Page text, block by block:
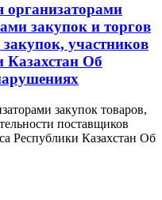
организаторами
закупок и торгов
участников
Казахстан Об
закупок товаров,
поставщиков
Республики Казахстан Об